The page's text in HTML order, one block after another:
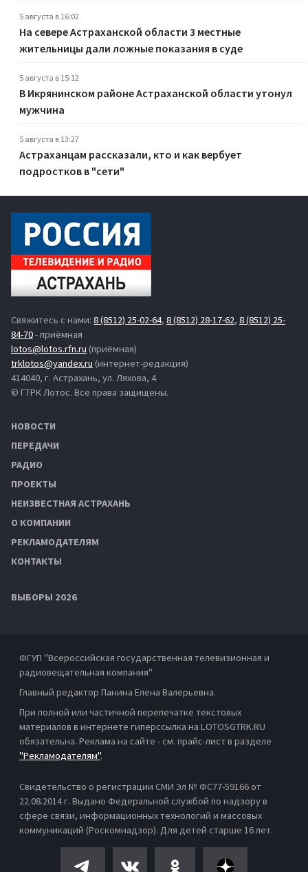
5 августа в 16:02
На севере Астраханской области 3 местные
жительницы дали ложные показания в суде
5 августа в 15:12
В Икрянинском районе Астраханской области утонул
мужчина
5 августа в 13:27
Астраханцам рассказали, кто и как вербует
подростков в "сети"
Свяжитесь с нами: 8 (8512) 25-02-64, 8 (8512) 28-17-62, 8 (8512) 25-
84-70- приёмная
lotos@lotos.rfn.ru (приёмная)
trklotos@yandex.ru (интернет-редакция)
414040, г. Астрахань, ул. Ляхова, 4
© ГТРК Лотос. Все права защищены.
НОВОСТИ
ПЕРЕДАЧИ
РАДИО
ПРОЕКТЫ
НЕИЗВЕСТНАЯ АСТРАХАНЬ
О КОМПАНИИ
РЕКЛАМОДАТЕЛЯМ
КОНТАКТЫ
ВЫБОРЫ 2026
ФГУП "Всероссийская государственная телевизионная и
радиовещательная компания"
Главный редактор Панина Елена Валерьевна.
При полной или частичной перепечатке текстовых
материалов в интернете гиперссылка на LOTOSGTRK.RU
обязательна. Реклама на сайте - см. прайс-лист в разделе
"Рекламодателям".
Свидетельство о регистрации СМИ Эл № ФС77-59166 от
22.08.2014 г. Выдано Федеральной службой по надзору в
сфере связи, информационных технологий и массовых
коммуникаций (Роскомнадзор). Для детей старше 16 лет.